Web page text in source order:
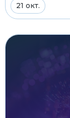
21 окт.